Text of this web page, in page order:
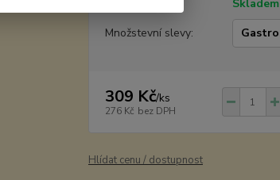
Skladem
Množstevní slevy:
309 Kč/ks
276 Kč bez DPH
Hlídat cenu / dostupnost